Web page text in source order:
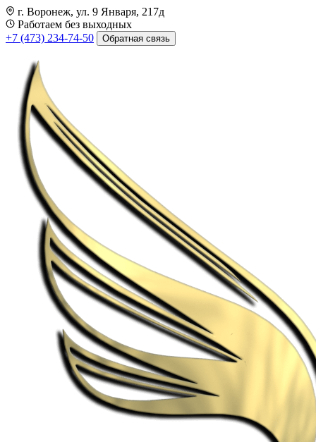
г. Воронеж, ул. 9 Января, 217д
Работаем без выходных
+7 (473) 234-74-50
Обратная связь